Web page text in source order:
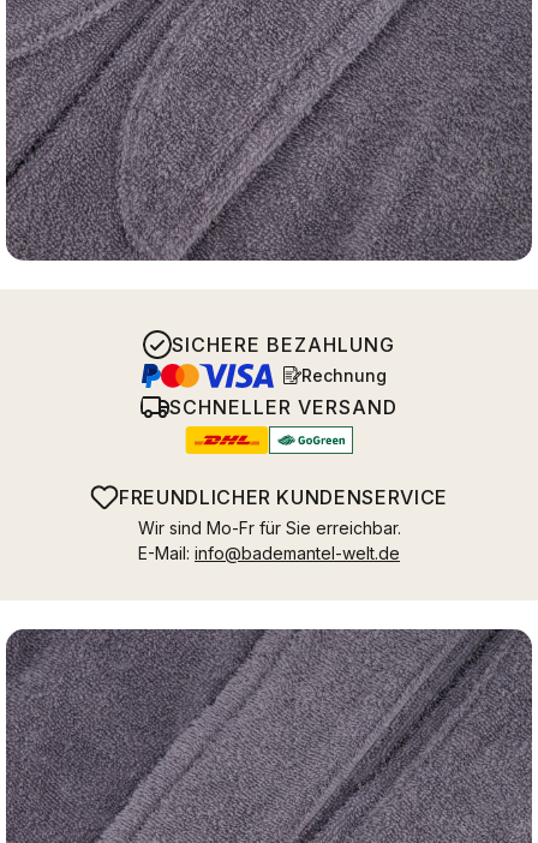
SICHERE BEZAHLUNG
Rechnung
SCHNELLER VERSAND
FREUNDLICHER KUNDENSERVICE
Wir sind Mo-Fr für Sie erreichbar.
E-Mail: info@bademantel-welt.de